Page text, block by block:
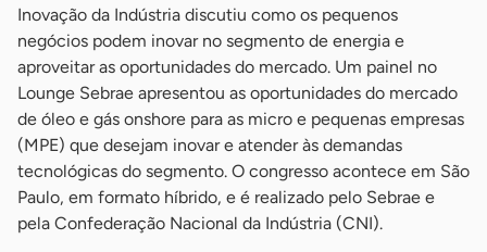
Inovação da Indústria discutiu como os pequenos
negócios podem inovar no segmento de energia e
aproveitar as oportunidades do mercado. Um painel no
Lounge Sebrae apresentou as oportunidades do mercado
de óleo e gás onshore para as micro e pequenas empresas
(MPE) que desejam inovar e atender às demandas
tecnológicas do segmento. O congresso acontece em São
Paulo, em formato híbrido, e é realizado pelo Sebrae e
pela Confederação Nacional da Indústria (CNI).